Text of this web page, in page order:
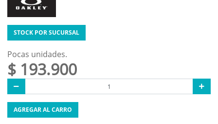
STOCK POR SUCURSAL
Pocas unidades.
$ 193.900
AGREGAR AL CARRO